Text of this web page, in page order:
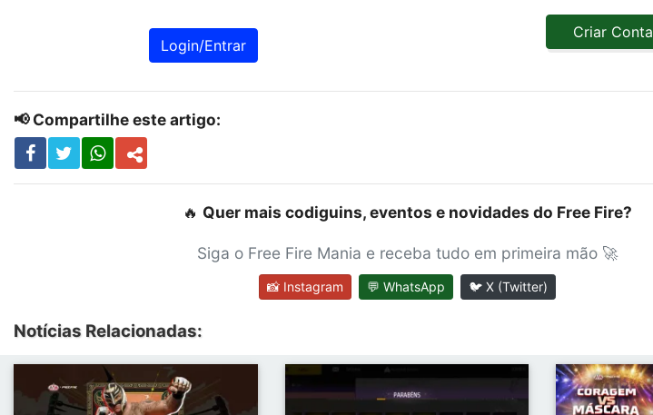
Login/Entrar
Criar Conta
📢 Compartilhe este artigo:
🔥 Quer mais codiguins, eventos e novidades do Free Fire?
Siga o Free Fire Mania e receba tudo em primeira mão 🚀
📸 Instagram 💬 WhatsApp 🐦 X (Twitter)
Notícias Relacionadas: